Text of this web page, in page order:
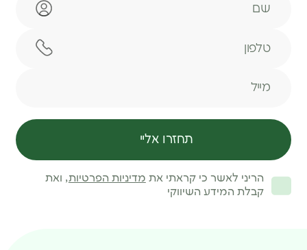
תחזרו אליי
הריני לאשר כי קראתי את מדיניות הפרטיות, ואת
קבלת המידע השיווקי